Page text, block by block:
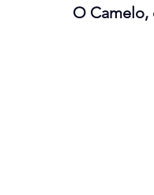
O Camelo,